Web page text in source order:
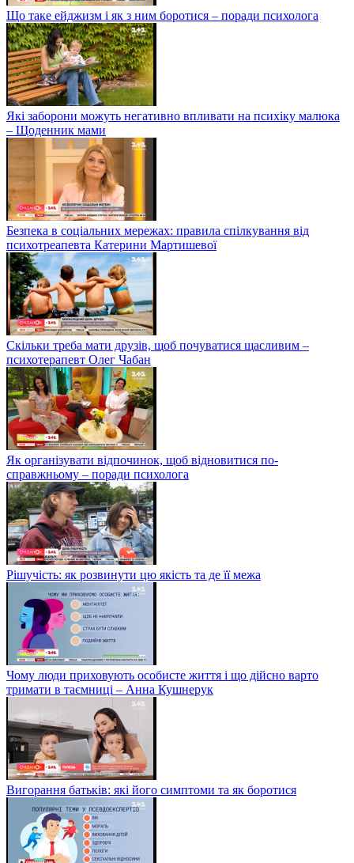
Що таке ейджизм і як з ним боротися – поради психолога
Які заборони можуть негативно впливати на психіку малюка
– Щоденник мами
Безпека в соціальних мережах: правила спілкування від
психотреапевта Катерини Мартишевої
Скільки треба мати друзів, щоб почуватися щасливим –
психотерапевт Олег Чабан
Як організувати відпочинок, щоб відновитися по-
справжньому – поради психолога
Рішучість: як розвинути цю якість та де її межа
Чому люди приховують особисте життя і що дійсно варто
тримати в таємниці – Анна Кушнерук
Вигорання батьків: які його симптоми та як боротися